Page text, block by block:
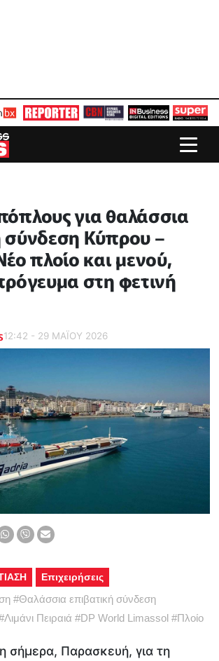
για θαλάσσια
σύνδεση Κύπρου –
πλοίο και μενού,
στη φετινή
12:42 - 29 ΜΑΪ́ΟΥ 2026
Επιχειρήσεις
#Θαλάσσια επιβατική σύνδεση
Λιμάνι Πειραιά #DP World Limassol #Πλοίο
σήμερα, Παρασκευή, για τη